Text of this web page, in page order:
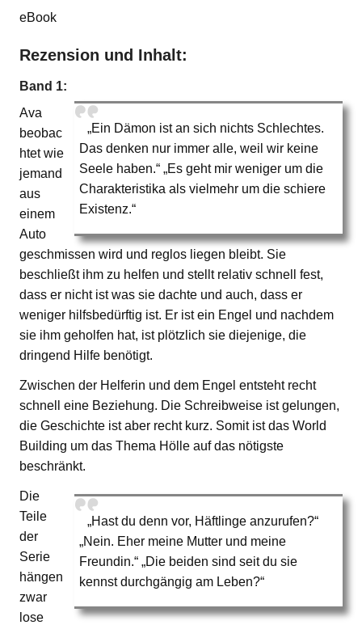
eBook
Rezension und Inhalt:
Band 1:
„Ein Dämon ist an sich nichts Schlechtes.
Das denken nur immer alle, weil wir keine
Seele haben.“ „Es geht mir weniger um die
Charakteristika als vielmehr um die schiere
Existenz.“
Ava
beobac
htet wie
jemand
aus
einem
Auto
geschmissen wird und reglos liegen bleibt. Sie
beschließt ihm zu helfen und stellt relativ schnell fest,
dass er nicht ist was sie dachte und auch, dass er
weniger hilfsbedürftig ist. Er ist ein Engel und nachdem
sie ihm geholfen hat, ist plötzlich sie diejenige, die
dringend Hilfe benötigt.
Zwischen der Helferin und dem Engel entsteht recht
schnell eine Beziehung. Die Schreibweise ist gelungen,
die Geschichte ist aber recht kurz. Somit ist das World
Building um das Thema Hölle auf das nötigste
beschränkt.
„Hast du denn vor, Häftlinge anzurufen?“
„Nein. Eher meine Mutter und meine
Freundin.“ „Die beiden sind seit du sie
kennst durchgängig am Leben?“
Die
Teile
der
Serie
hängen
zwar
lose